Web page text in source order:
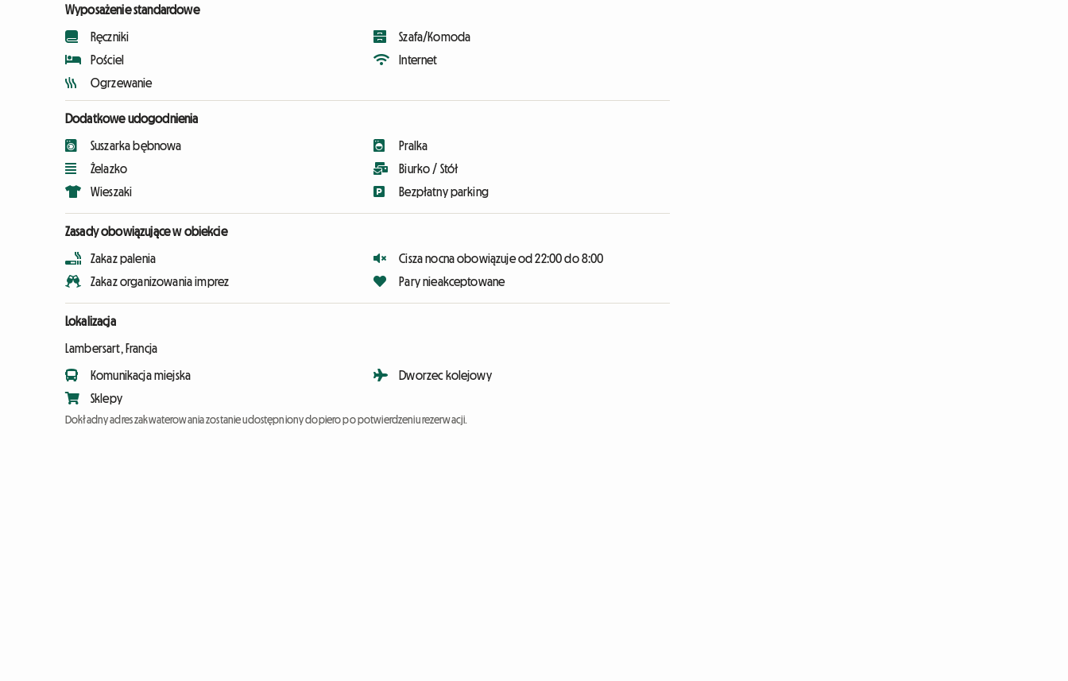
Wyposażenie standardowe
Ręczniki
Pościel
Ogrzewanie
Szafa/Komoda
Internet
Dodatkowe udogodnienia
Suszarka bębnowa
Żelazko
Wieszaki
Pralka
Biurko / Stół
Bezpłatny parking
Zasady obowiązujące w obiekcie
Zakaz palenia
Zakaz organizowania imprez
Cisza nocna obowiązuje od 22:00 do 8:00
Pary nieakceptowane
Lokalizacja
Lambersart, Francja
Komunikacja miejska
Sklepy
Dworzec kolejowy
Dokładny adres zakwaterowania zostanie udostępniony dopiero po potwierdzeniu rezerwacji.